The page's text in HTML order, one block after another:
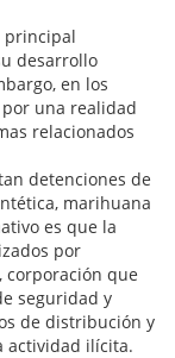
principal
desarrollo
en los
una realidad
relacionados
detenciones de
marihuana
es que la
por
corporación que
seguridad y
de distribución y
actividad ilícita.